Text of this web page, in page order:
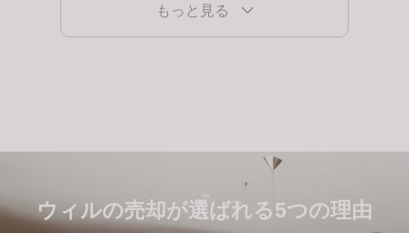
もっと見る
ウィルの売却が選ばれる5つの理由